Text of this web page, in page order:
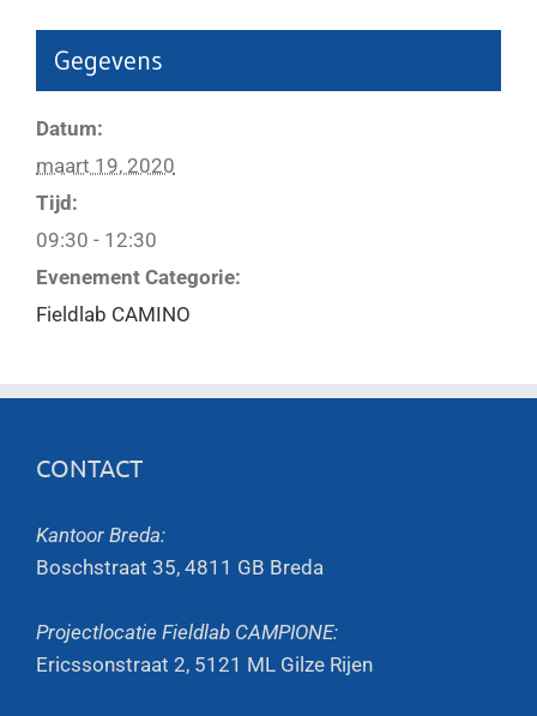
Gegevens
Datum:
maart 19, 2020
Tijd:
09:30 - 12:30
Evenement Categorie:
Fieldlab CAMINO
CONTACT
Kantoor Breda:
Boschstraat 35, 4811 GB Breda
Projectlocatie Fieldlab CAMPIONE:
Ericssonstraat 2, 5121 ML Gilze Rijen